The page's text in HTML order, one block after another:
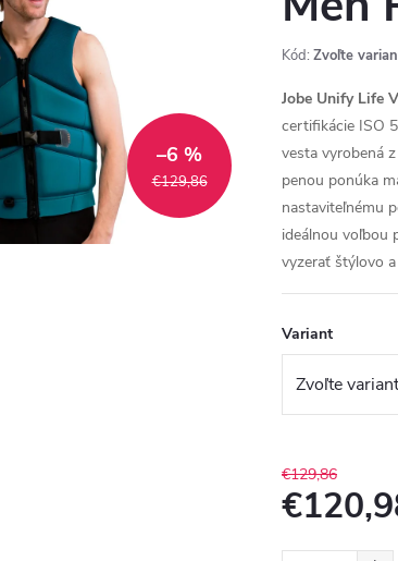
€129,86
–6 %
Kód: Zvoľte
Jobe Unify Life
certifikácie ISO
vesta vyrobená
penou ponúka
nastaviteľnému
ideálnou voľbou
vyzerať štýlovo
Variant
€129,86